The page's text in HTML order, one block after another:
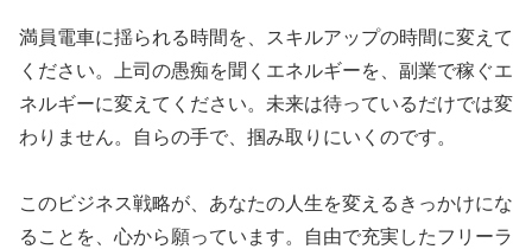
満員電車に揺られる時間を、スキルアップの時間に変えて
ください。上司の愚痴を聞くエネルギーを、副業で稼ぐエ
ネルギーに変えてください。未来は待っているだけでは変
わりません。自らの手で、掴み取りにいくのです。
このビジネス戦略が、あなたの人生を変えるきっかけにな
ることを、心から願っています。自由で充実したフリーラ